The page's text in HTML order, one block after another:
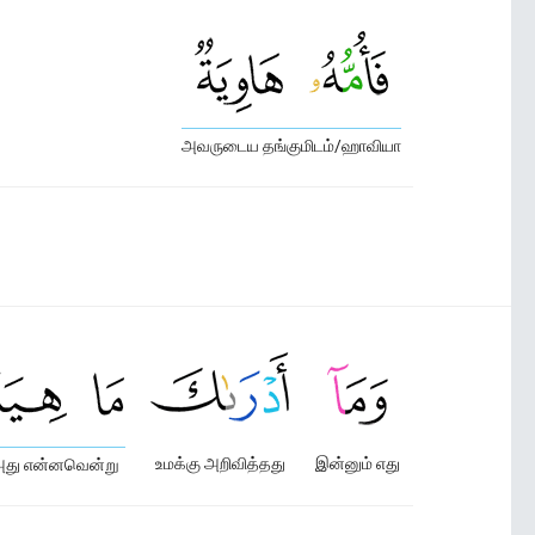
அவருடைய தங்குமிடம்/ஹாவியா
இன்னும் எது
உமக்கு அறிவித்தது
என்னவென்று